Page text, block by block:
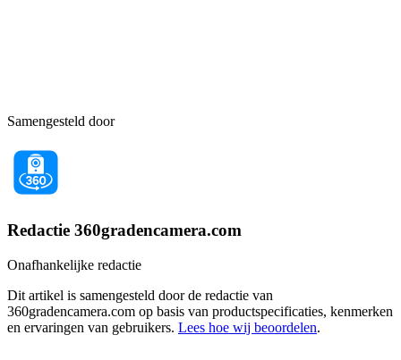
Samengesteld door
Redactie 360gradencamera.com
Onafhankelijke redactie
Dit artikel is samengesteld door de redactie van
360gradencamera.com op basis van productspecificaties, kenmerken
en ervaringen van gebruikers. Lees hoe wij beoordelen.